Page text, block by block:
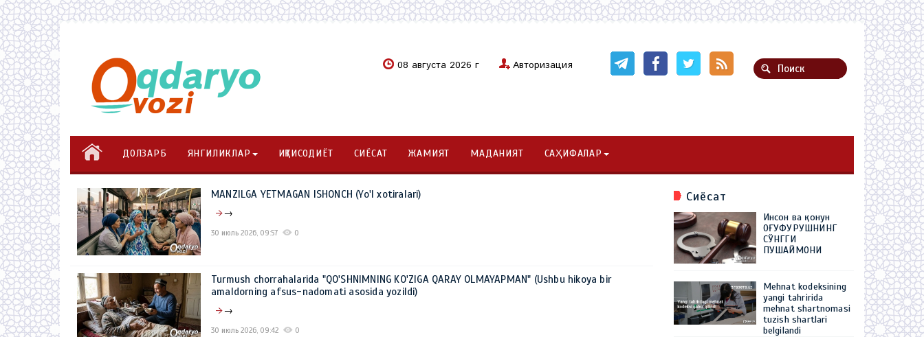
08 августа 2026 г Авторизация
ДОЛЗАРБ ЯНГИЛИКЛАР ИҚТИСОДИЁТ СИЁСАТ ЖАМИЯТ МАДАНИЯТ САҲИФАЛАР
MANZILGA YETMAGAN ISHONCH (Yo'l xotiralari)
→
30 июль 2026, 09:57 0
Turmush chorrahalarida "QO'SHNIMNING KO'ZIGA QARAY OLMAYAPMAN" (Ushbu hikoya bir
amaldorning afsus-nadomati asosida yozildi)
→
30 июль 2026, 09:42 0
Сиёсат
Инсон ва қонун
ОҒУФУРУШНИНГ
СЎНГГИ
ПУШАЙМОНИ
Mehnat kodeksining
yangi tahririda
mehnat shartnomasi
tuzish shartlari
belgilandi